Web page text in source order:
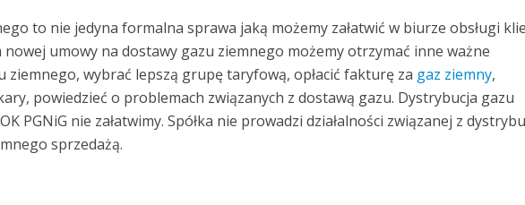
to nie jedyna formalna sprawa jaką możemy załatwić w biurze obsługi
nowej umowy na dostawy gazu ziemnego możemy otrzymać inne ważne
ziemnego, wybrać lepszą grupę taryfową, opłacić fakturę za gaz ziemny,
powiedzieć o problemach związanych z dostawą gazu. Dystrybucja gazu
PGNiG nie załatwimy. Spółka nie prowadzi działalności związanej z
sprzedażą.